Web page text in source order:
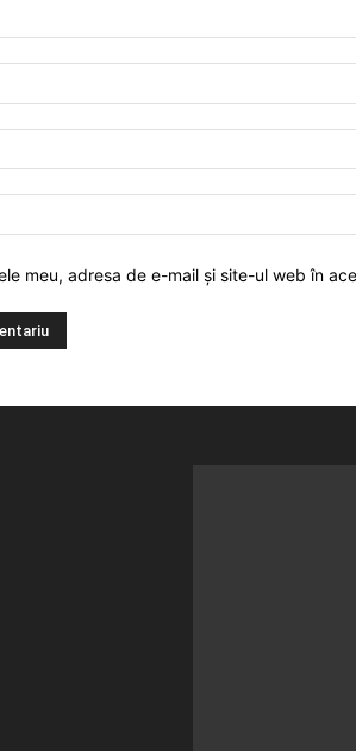
meu, adresa de e-mail și site-ul web în